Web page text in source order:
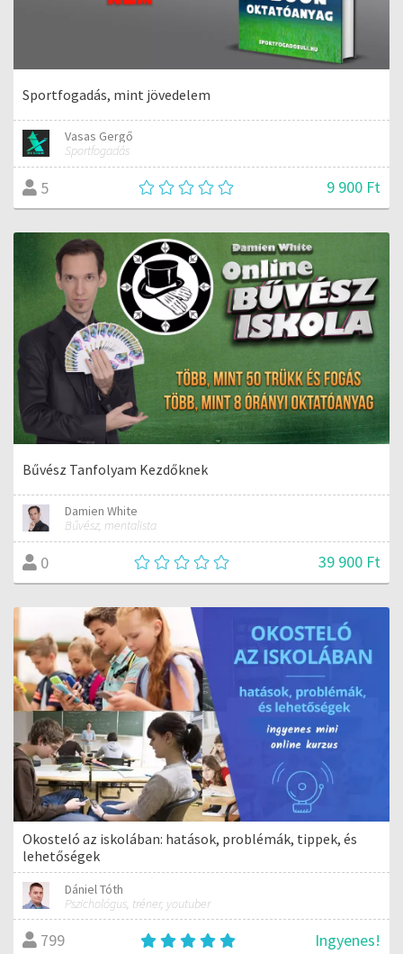
Sportfogadás, mint jövedelem
Vasas Gergő
Sportfogadás
5 9 900 Ft
Bűvész Tanfolyam Kezdőknek
Damien White
Bűvész, mentalista
0 39 900 Ft
Okosteló az iskolában: hatások, problémák, tippek, és
lehetőségek
Dániel Tóth
Pszichológus, tréner, youtuber
799 Ingyenes!